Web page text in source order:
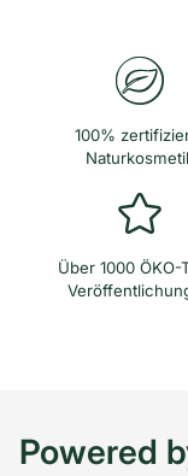
t
s
p
r
i
s
100%
Über 1000 ÖKO-
Powered